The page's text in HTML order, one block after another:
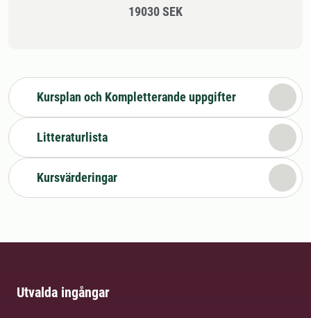
19030 SEK
Kursplan och Kompletterande uppgifter
Litteraturlista
Kursvärderingar
Utvalda ingångar